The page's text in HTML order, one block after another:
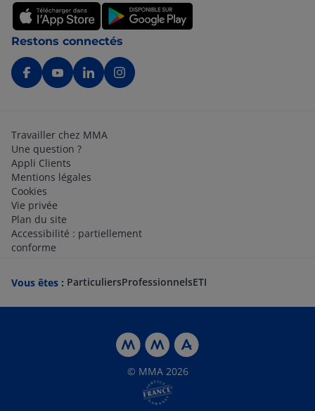
Restons connectés
Travailler chez MMA
Une question ?
Appli Clients
Mentions légales
Cookies
Vie privée
Plan du site
Accessibilité : partiellement
conforme
Vous êtes : ParticuliersProfessionnelsETI
© MMA 2026